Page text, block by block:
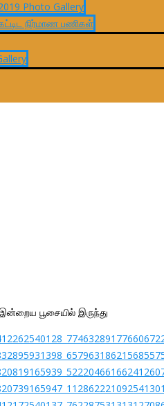
Photo Gallery
நிர்மாண பணிகள்
பூசையில் இருந்து